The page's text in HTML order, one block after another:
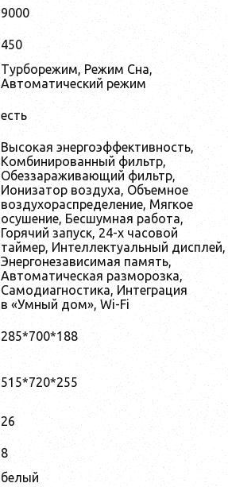
9000
450
Турборежим, Режим Сна,
Автоматический режим
есть
Высокая энергоэффективность,
Комбинированный фильтр,
Обеззараживающий фильтр,
Ионизатор воздуха, Объемное
воздухораспределение, Мягкое
осушение, Бесшумная работа,
Горячий запуск, 24-х часовой
таймер, Интеллектуальный дисплей,
Энергонезависимая память,
Автоматическая разморозка,
Самодиагностика, Интеграция
в «Умный дом», Wi-Fi
285*700*188
515*720*255
26
8
белый